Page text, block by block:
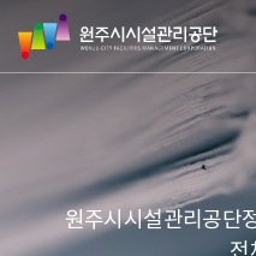
네
본문
메뉴
원
주
시
리
공 원주시시설관리공단